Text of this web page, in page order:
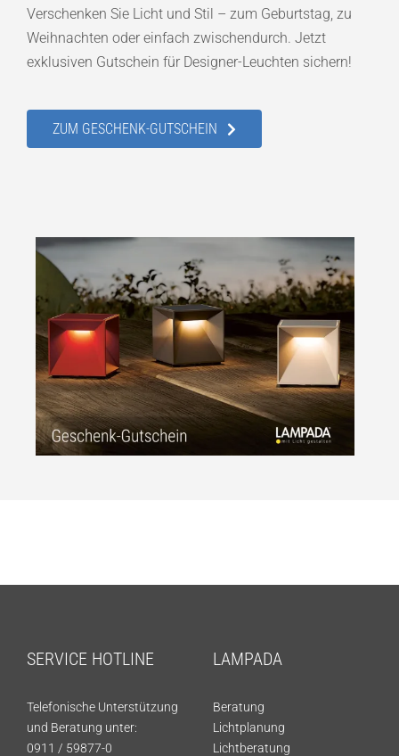
Verschenken Sie Licht und Stil – zum Geburtstag, zu
Weihnachten oder einfach zwischendurch. Jetzt
exklusiven Gutschein für Designer-Leuchten sichern!
ZUM GESCHENK-GUTSCHEIN
SERVICE HOTLINE
Telefonische Unterstützung
und Beratung unter:
0911 / 59877-0
LAMPADA
Beratung
Lichtplanung
Lichtberatung